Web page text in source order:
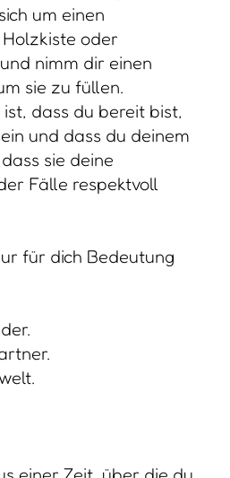
einer Zeit, über die du
sonst schön findet
an einen
ein Satz steht, der
hat
du die Schachtel
um Neues